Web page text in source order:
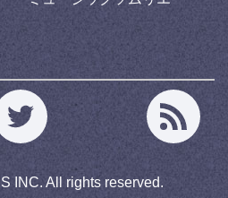
INC. All rights reserved.